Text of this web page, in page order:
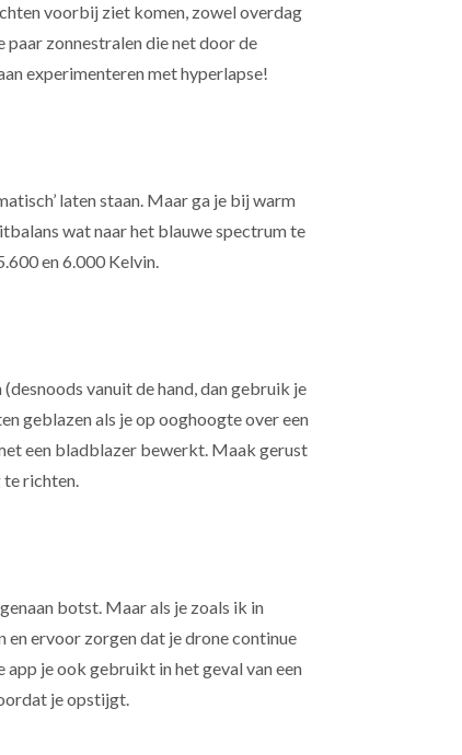
voorbij ziet komen, zowel overdag
paar zonnestralen die net door de
experimenteren met hyperlapse!
laten staan. Maar ga je bij warm
wat naar het blauwe spectrum te
en 6.000 Kelvin.
vanuit de hand, dan gebruik je
geblazen als je op ooghoogte over een
een bladblazer bewerkt. Maak gerust
te richten.
botst. Maar als je zoals ik in
ervoor zorgen dat je drone continue
je ook gebruikt in het geval van een
je opstijgt.